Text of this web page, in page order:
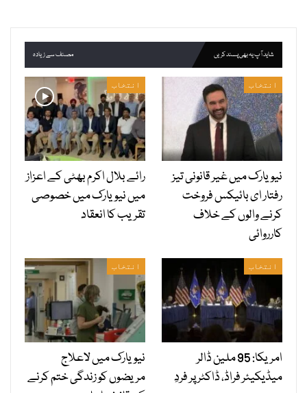
شاید آپ یہ بھی پسند کریں مصنف سے زیادہ
انتخاب
نیویارک میں غیر قانونی تیز
رفتار ای بائیکس فروخت
کرنے والوں کے خلاف
کارروائی
انتخاب
رائے بلال اکرم بھٹی کے اعزاز
میں نیویارک میں خصوصی
تقریب کا انعقاد
انتخاب
امریکا: 95 ملین ڈالر
میڈیکیئر فراڈ، ڈاکٹر پر فردِ
انتخاب
نیویارک میں لاعلاج
مریضوں کو زندگی ختم کرنے